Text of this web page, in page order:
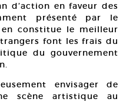
d’action en faveur des
présenté par le
constitue le meilleur
font les frais du
du gouvernement
envisager de
scène artistique au